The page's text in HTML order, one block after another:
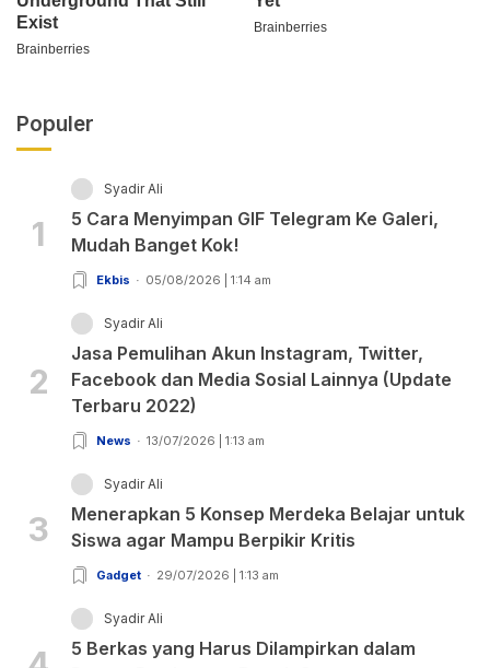
Populer
1
Syadir Ali
5 Cara Menyimpan GIF Telegram Ke Galeri,
Mudah Banget Kok!
Ekbis 05/08/2026 | 1:14 am
2
Syadir Ali
Jasa Pemulihan Akun Instagram, Twitter,
Facebook dan Media Sosial Lainnya (Update
Terbaru 2022)
News 13/07/2026 | 1:13 am
3
Syadir Ali
Menerapkan 5 Konsep Merdeka Belajar untuk
Siswa agar Mampu Berpikir Kritis
Gadget 29/07/2026 | 1:13 am
Syadir Ali
5 Berkas yang Harus Dilampirkan dalam